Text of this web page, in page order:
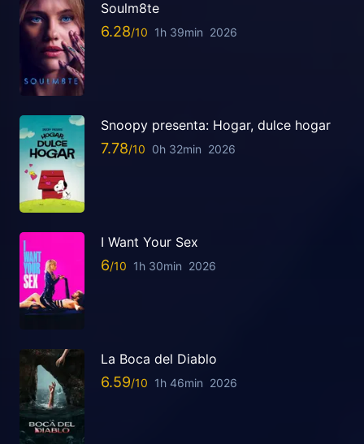
Soulm8te
6.28 1h 39min 2026
Snoopy presenta: Hogar, dulce hogar
7.78 0h 32min 2026
I Want Your Sex
6 1h 30min 2026
La Boca del Diablo
6.59 1h 46min 2026